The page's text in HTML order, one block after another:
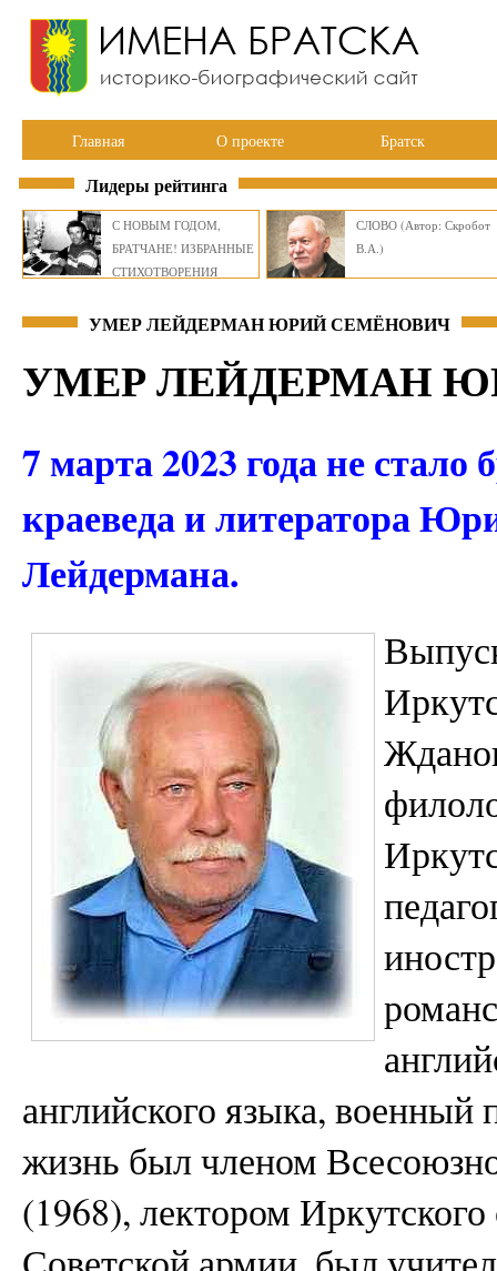
Главная О проекте Братск
Лидеры рейтинга
С НОВЫМ ГОДОМ,
БРАТЧАНЕ! ИЗБРАННЫЕ
СТИХОТВОРЕНИЯ
СЛОВО (Автор: Скробот
В.А.)
УМЕР ЛЕЙДЕРМАН ЮРИЙ СЕМЁНОВИЧ
УМЕР ЛЕЙДЕРМАН
7 марта 2023 года не стало
краеведа и литератора
Лейдермана.
английского языка,
жизнь был членом
(1968), лектором